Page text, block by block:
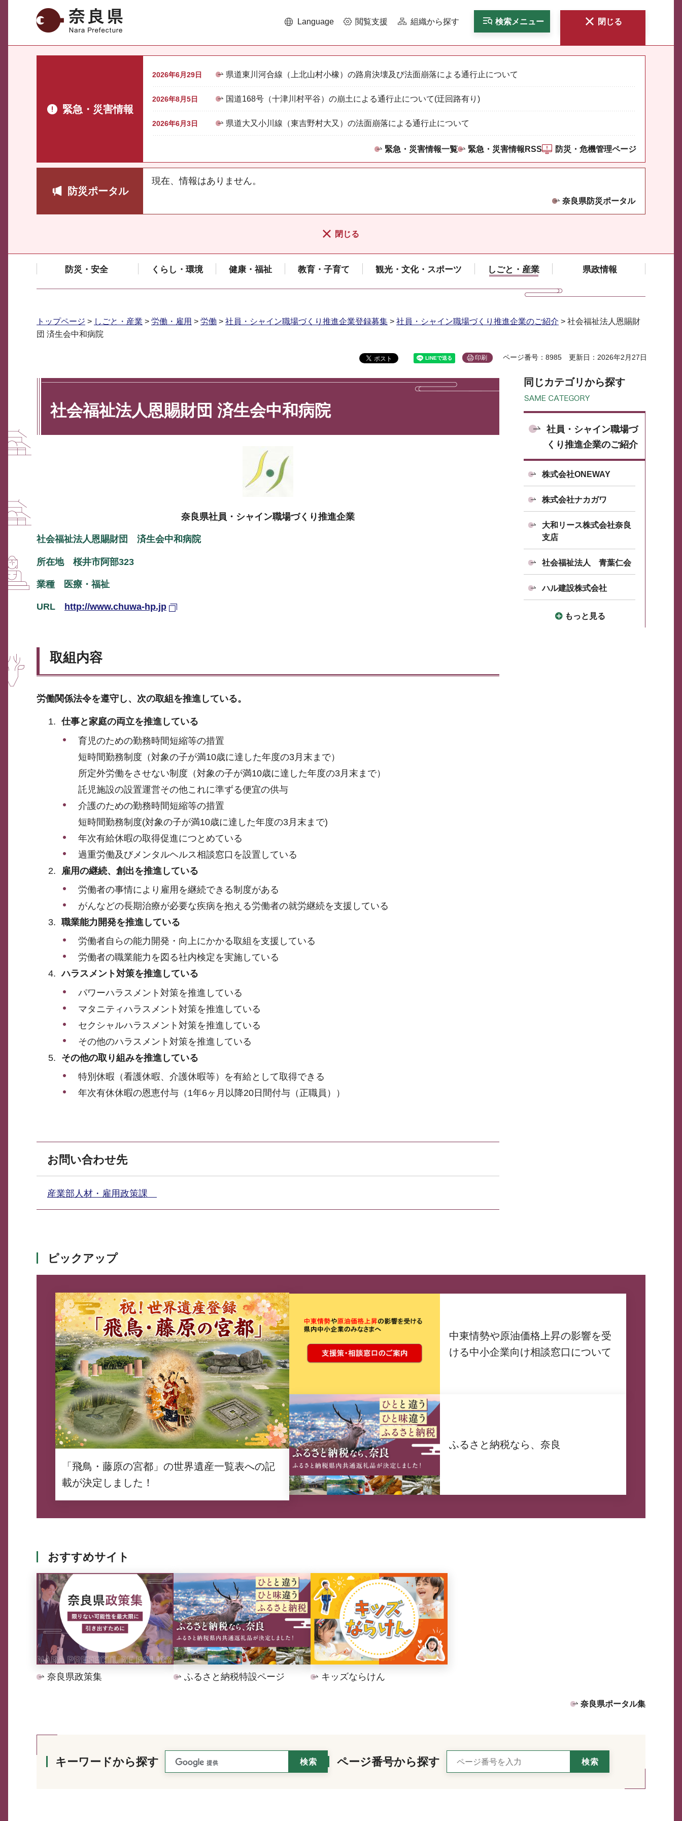
奈良県 Language 閲覧支援 組織から探す 検索メニュー 閉じる
緊急・災害情報
2026年6月29日 県道東川河合線（上北山村小橡）の路肩決壊及び法面崩落による通行止について
2026年8月5日 国道168号（十津川村平谷）の崩土による通行止について(迂回路有り)
2026年6月3日 県道大又小川線（東吉野村大又）の法面崩落による通行止について
緊急・災害情報一覧 緊急・災害情報RSS 防災・危機管理ページ
防災ポータル
現在、情報はありません。
奈良県防災ポータル
閉じる
防災・安全 くらし・環境 健康・福祉 教育・子育て 観光・文化・スポーツ しごと・産業 県政情報
トップページ > しごと・産業 > 労働・雇用 > 労働 > 社員・シャイン職場づくり推進企業登録募集 > 社員・シャイン職場づくり推進企業のご紹介 > 社会福祉法人恩賜財
団 済生会中和病院
印刷 ページ番号：8985 更新日：2026年2月27日
社会福祉法人恩賜財団 済生会中和病院
奈良県社員・シャイン職場づくり推進企業
社会福祉法人恩賜財団 済生会中和病院
所在地 桜井市阿部323
業種 医療・福祉
URL http://www.chuwa-hp.jp
取組内容
労働関係法令を遵守し、次の取組を推進している。
仕事と家庭の両立を推進している
育児のための勤務時間短縮等の措置
短時間勤務制度（対象の子が満10歳に達した年度の3月末まで）
所定外労働をさせない制度（対象の子が満10歳に達した年度の3月末まで）
託児施設の設置運営その他これに準ずる便宜の供与
介護のための勤務時間短縮等の措置
短時間勤務制度(対象の子が満10歳に達した年度の3月末まで)
年次有給休暇の取得促進につとめている
過重労働及びメンタルヘルス相談窓口を設置している
雇用の継続、創出を推進している
労働者の事情により雇用を継続できる制度がある
がんなどの長期治療が必要な疾病を抱える労働者の就労継続を支援している
職業能力開発を推進している
労働者自らの能力開発・向上にかかる取組を支援している
労働者の職業能力を図る社内検定を実施している
ハラスメント対策を推進している
パワーハラスメント対策を推進している
マタニティハラスメント対策を推進している
セクシャルハラスメント対策を推進している
その他のハラスメント対策を推進している
その他の取り組みを推進している
特別休暇（看護休暇、介護休暇等）を有給として取得できる
年次有休休暇の恩恵付与（1年6ヶ月以降20日間付与（正職員））
お問い合わせ先
産業部人材・雇用政策課
同じカテゴリから探す
社員・シャイン職場づ
くり推進企業のご紹介
株式会社ONEWAY
株式会社ナカガワ
大和リース株式会社奈良
支店
社会福祉法人 青葉仁会
ハル建設株式会社
もっと見る
ピックアップ
「飛鳥・藤原の宮都」の世界遺産一覧表への記
載が決定しました！
中東情勢や原油価格上昇の影響を受
ける中小企業向け相談窓口について
ふるさと納税なら、奈良
おすすめサイト
奈良県政策集 ふるさと納税特設ページ キッズならけん
奈良県ポータル集
キーワードから探す ページ番号から探す